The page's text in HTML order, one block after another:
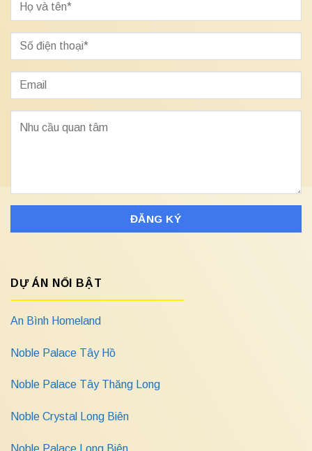
DỰ ÁN NỔI BẬT
An Bình Homeland
Noble Palace Tây Hồ
Noble Palace Tây Thăng Long
Noble Crystal Long Biên
Noble Palace Long Biên